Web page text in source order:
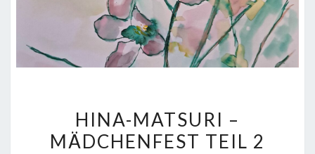
MATSURI
–
HINA-MATSURI –
MÄDCHENFEST TEIL 2